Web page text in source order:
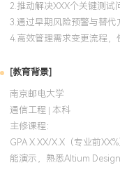
2.推动解决XXX个关键测试
3.通过早期风险预警与替
4.高效管理需求变更流程
[教育背景]
南京邮电大学
通信工程 | 本科
主修课程：
GPA X.XX/X.X（专业前
能演示，熟悉Altium